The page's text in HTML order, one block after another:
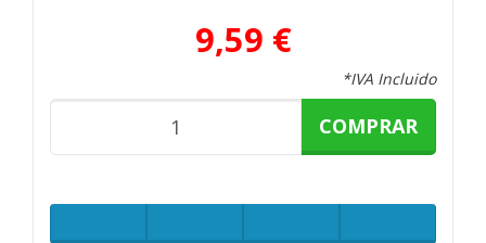
9,59 €
*IVA Incluido
COMPRAR